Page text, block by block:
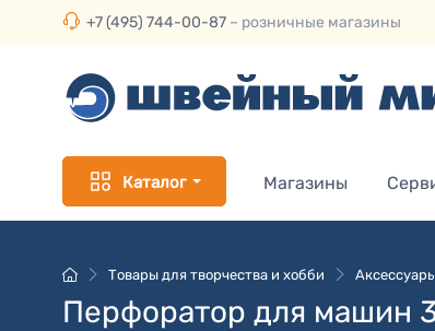
+7 (495) 744-00-87 – розничные магазины
Каталог Магазины
Товары для творчества и хобби
Перфоратор для машин